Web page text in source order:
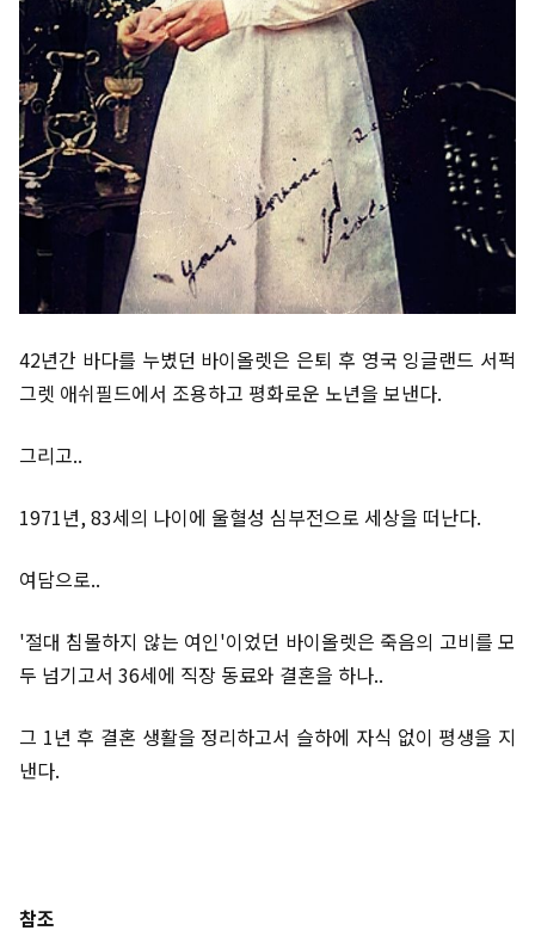
42년간 바다를 누볐던 바이올렛은 은퇴 후 영국 잉글랜드 서퍽
그렛 애쉬필드에서 조용하고 평화로운 노년을 보낸다.
그리고..
1971년, 83세의 나이에 울혈성 심부전으로 세상을 떠난다.
여담으로..
'절대 침몰하지 않는 여인'이었던 바이올렛은 죽음의 고비를 모
두 넘기고서 36세에 직장 동료와 결혼을 하나..
그 1년 후 결혼 생활을 정리하고서 슬하에 자식 없이 평생을 지
낸다.
참조